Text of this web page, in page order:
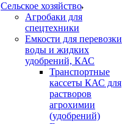
Сельское хозяйство
Агробаки для
спецтехники
Емкости для перевозки
воды и жидких
удобрений, КАС
Транспортные
кассеты КАС для
растворов
агрохимии
(удобрений)